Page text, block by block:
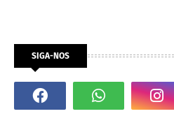
SIGA-NOS